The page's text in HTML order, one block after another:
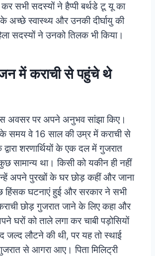
कर सभी सदस्यों ने हैप्पी बर्थडे टू यू का
अच्छे स्वास्थ्य और उनकी दीर्घायु की
सदस्यों ने उनको तिलक भी किया।
में कराची से पहुंचे थे
अवसर पर अपने अनुभव सांझा किए।
समय वे 16 साल की उम्र में कराची से
शरणार्थियों के एक दल में गुजरात
सामान्य था। किसी को यकीन ही नहीं
अपने पुरखों के घर छोड़ कहीं और जाना
हिंसक घटनाएं हुई और सरकार ने सभी
छोड़ गुजरात जाने के लिए कहा और
घरों को ताले लगा कर चाबी पड़ोसियों
जल्द लौटने की थी, पर यह तो स्थाई
से आगरा आए। पिता मिलिट्री